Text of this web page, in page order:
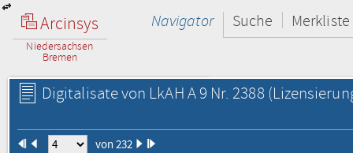
Arcinsys
Niedersachsen
Bremen
Navigator Suche Merkliste
Digitalisate von LkAH A 9 Nr. 2388
von 232